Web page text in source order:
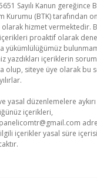
Sayılı Kanun gereğince
Kurumu (BTK) tarafından
olarak hizmet vermektedir.
proaktif olarak
yükümlülüğümüz
yazdıkları içeriklerin
olup, siteye üye olarak bu
yasal düzenlemelere
içerikleri,
içerikler yasal süre